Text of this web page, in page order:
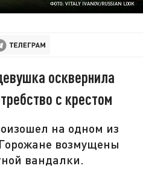
ФОТО: VITALY IVANOV/RUSSIAN LOOK
осквернила
с крестом
на одном из
возмущены
вандалки.